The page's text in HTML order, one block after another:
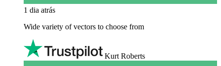
1 dia atrás
Wide variety of vectors to choose from
Kurt Roberts